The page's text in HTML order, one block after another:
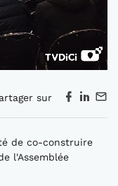
sur
de co-construire
l'Assemblée